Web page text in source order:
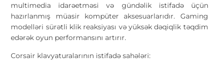
multimedia idarəetməsi və gündəlik istifadə üçün
hazırlanmış müasir kompüter aksesuarlarıdır. Gaming
modelləri sürətli klik reaksiyası və yüksək dəqiqlik təqdim
edərək oyun performansını artırır.
Corsair klavyaturalarının istifadə sahələri: